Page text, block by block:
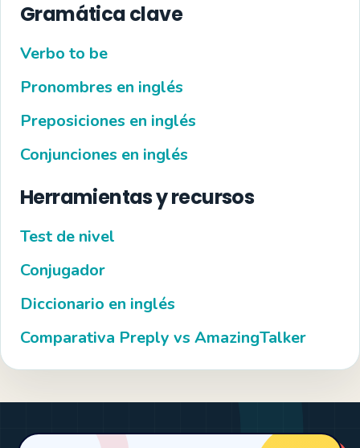
Gramática clave
Verbo to be
Pronombres en inglés
Preposiciones en inglés
Conjunciones en inglés
Herramientas y recursos
Test de nivel
Conjugador
Diccionario en inglés
Comparativa Preply vs AmazingTalker